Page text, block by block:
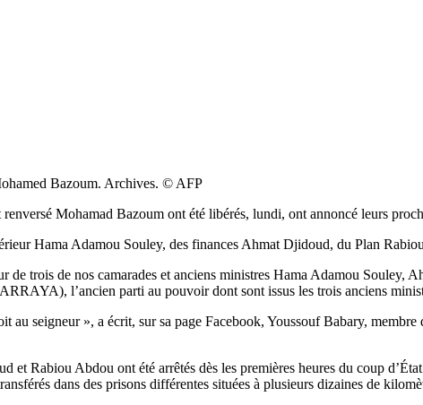
Bazoum. Archives. © AFP
Mohamad Bazoum ont été libérés, lundi, ont annoncé leurs
Hama Adamou Souley, des finances Ahmat Djidoud, du Plan
de trois de nos camarades et anciens ministres Hama Adamou
l’ancien parti au pouvoir dont sont issus les trois anciens
au seigneur », a écrit, sur sa page Facebook, Youssouf Babary,
et Rabiou Abdou ont été arrêtés dès les premières heures du coup
dans des prisons différentes situées à plusieurs dizaines de